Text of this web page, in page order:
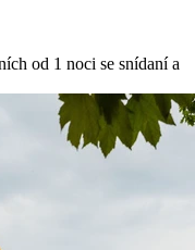
od 1 noci se snídaní a